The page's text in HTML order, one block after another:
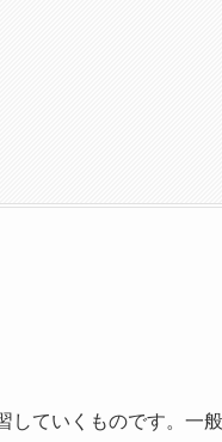
ていくものです。一